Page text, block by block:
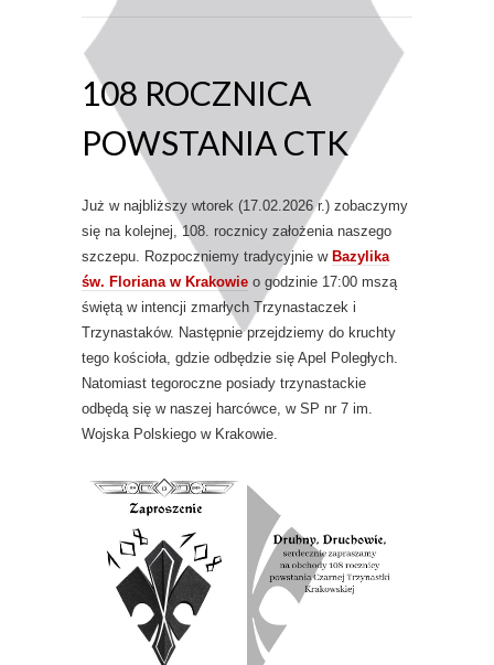
108 ROCZNICA
POWSTANIA CTK
Już w najbliższy wtorek (17.02.2026 r.) zobaczymy
się na kolejnej, 108. rocznicy założenia naszego
szczepu. Rozpoczniemy tradycyjnie w Bazylika
św. Floriana w Krakowie o godzinie 17:00 mszą
świętą w intencji zmarłych Trzynastaczek i
Trzynastaków. Następnie przejdziemy do kruchty
tego kościoła, gdzie odbędzie się Apel Poległych.
Natomiast tegoroczne posiady trzynastackie
odbędą się w naszej harcówce, w SP nr 7 im.
Wojska Polskiego w Krakowie.